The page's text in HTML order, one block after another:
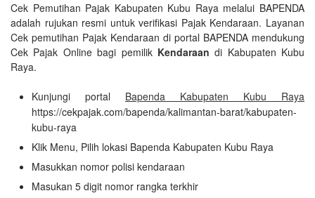
Cek Pemutihan Pajak Kabupaten Kubu Raya melalui BAPENDA
adalah rujukan resmi untuk verifikasi Pajak Kendaraan. Layanan
Cek pemutihan Pajak Kendaraan di portal BAPENDA mendukung
Cek Pajak Online bagi pemilik Kendaraan di Kabupaten Kubu
Raya.
Kunjungi portal Bapenda Kabupaten Kubu Raya
https://cekpajak.com/bapenda/kalimantan-barat/kabupaten-
kubu-raya
Klik Menu, Pilih lokasi Bapenda Kabupaten Kubu Raya
Masukkan nomor polisi kendaraan
Masukan 5 digit nomor rangka terkhir